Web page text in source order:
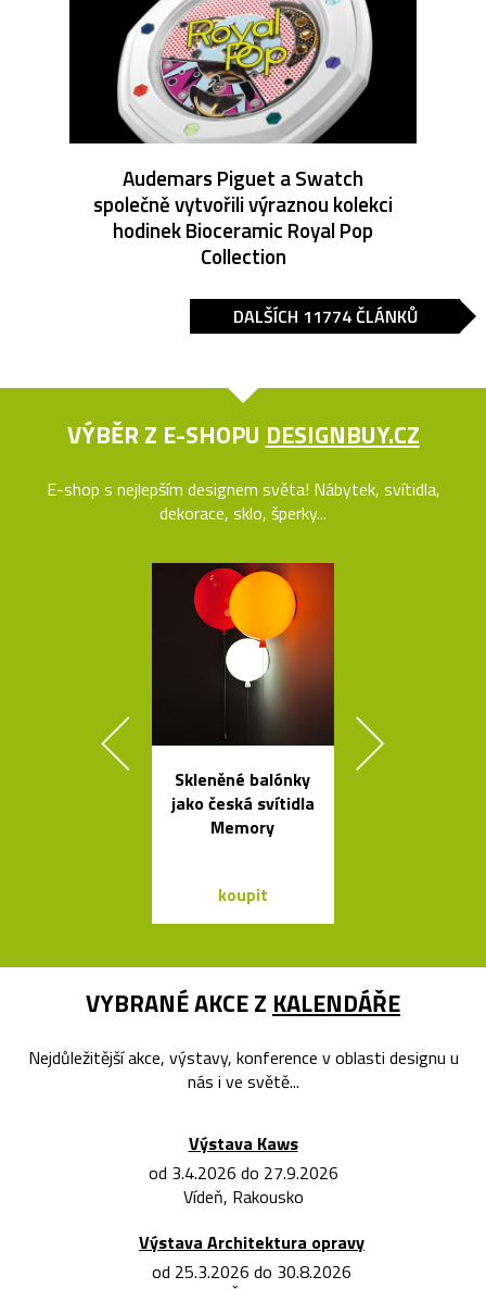
Audemars Piguet a Swatch
společně vytvořili výraznou kolekci
hodinek Bioceramic Royal Pop
Collection
DALŠÍCH 11774 ČLÁNKŮ
VÝBĚR Z E-SHOPU DESIGNBUY.CZ
E-shop s nejlepším designem světa! Nábytek, svítidla,
dekorace, sklo, šperky...
Skleněné balónky
jako česká svítidla
Memory
koupit
VYBRANÉ AKCE Z KALENDÁŘE
Nejdůležitější akce, výstavy, konference v oblasti designu u
nás i ve světě...
Výstava Kaws
od 3.4.2026 do 27.9.2026
Vídeň, Rakousko
Výstava Architektura opravy
od 25.3.2026 do 30.8.2026